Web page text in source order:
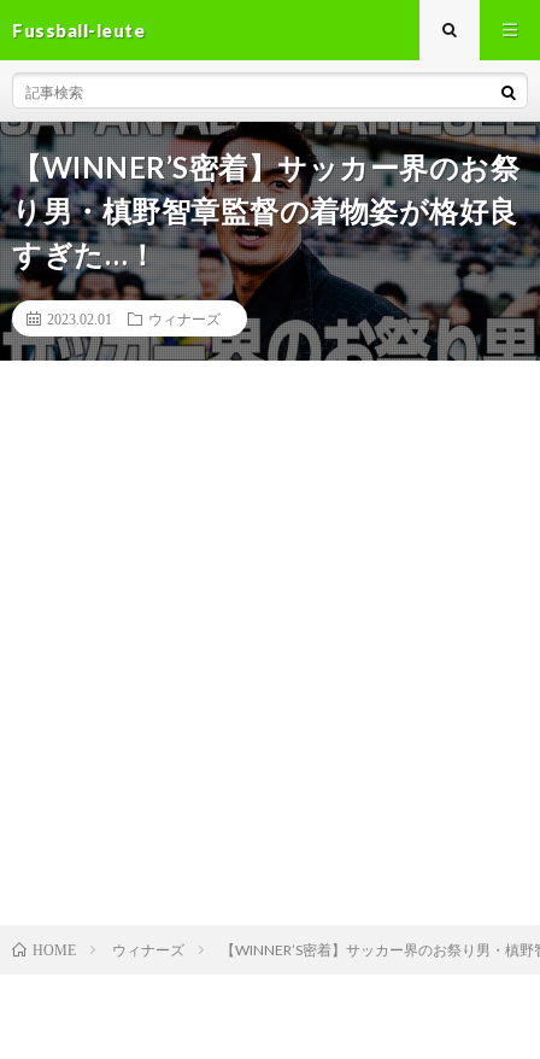
Fussball-leute
【WINNER’S密着】サッカー界のお祭
り男・槙野智章監督の着物姿が格好良
すぎた…！
2023.02.01 ウィナーズ
HOME ウィナーズ 【WINNER’S密着】サッカー界のお祭り男・槙